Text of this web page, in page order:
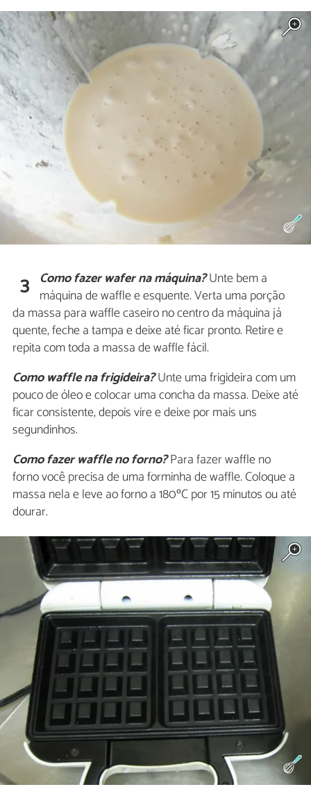
3 Como fazer wafer na máquina?Unte bem a
máquina de waffle e esquente. Verta uma porção
da massa para waffle caseiro no centro da máquina já
quente, feche a tampa e deixe até ficar pronto. Retire e
repita com toda a massa de waffle fácil.
Como waffle na frigideira?Unte uma frigideira com um
pouco de óleo e colocar uma concha da massa. Deixe até
ficar consistente, depois vire e deixe por mais uns
segundinhos.
Como fazer waffle no forno?Para fazer waffle no
forno você precisa de uma forminha de waffle. Coloque a
massa nela e leve ao forno a 180ºC por 15 minutos ou até
dourar.